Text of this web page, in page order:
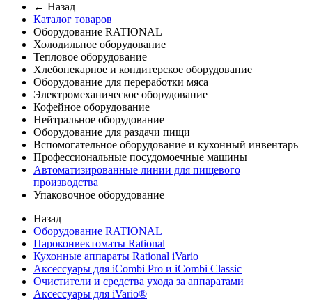
← Назад
Каталог товаров
Оборудование RATIONAL
Холодильное оборудование
Тепловое оборудование
Хлебопекарное и кондитерское оборудование
Оборудование для переработки мяса
Электромеханическое оборудование
Кофейное оборудование
Нейтральное оборудование
Оборудование для раздачи пищи
Вспомогательное оборудование и кухонный инвентарь
Профессиональные посудомоечные машины
Автоматизированные линии для пищевого
производства
Упаковочное оборудование
Назад
Оборудование RATIONAL
Пароконвектоматы Rational
Кухонные аппараты Rational iVario
Аксессуары для iCombi Pro и iCombi Classic
Очистители и средства ухода за аппаратами
Аксессуары для iVario®